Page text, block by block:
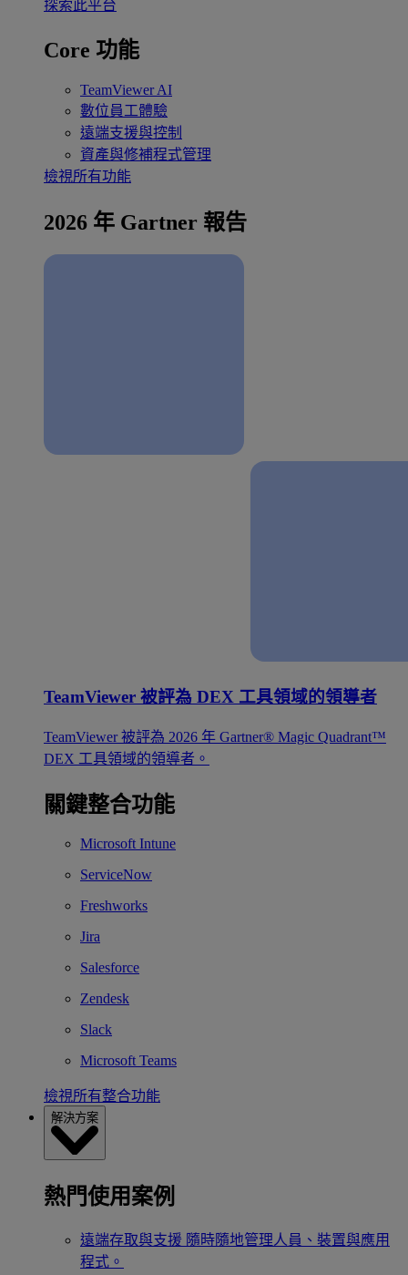
探索此平台
Core 功能
TeamViewer AI
數位員工體驗
遠端支援與控制
資產與修補程式管理
檢視所有功能
2026 年 Gartner 報告
TeamViewer 被評為 DEX 工具領域的領導者
TeamViewer 被評為 2026 年 Gartner® Magic Quadrant™
DEX 工具領域的領導者。
關鍵整合功能
Microsoft Intune
ServiceNow
Freshworks
Jira
Salesforce
Zendesk
Slack
Microsoft Teams
檢視所有整合功能
解決方案
熱門使用案例
遠端存取與支援 隨時隨地管理人員、裝置與應用
程式。